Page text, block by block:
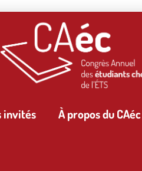
invités À propos du CAéc